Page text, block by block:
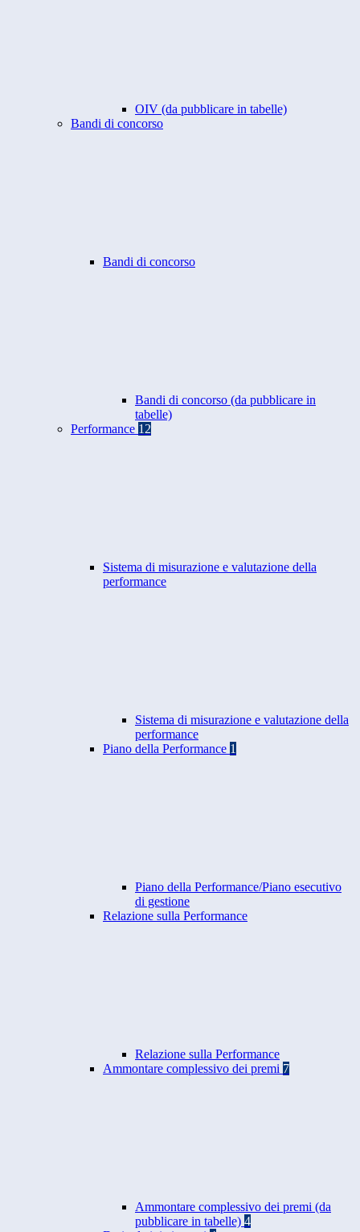
OIV (da pubblicare in tabelle)
Bandi di concorso
Bandi di concorso
Bandi di concorso (da pubblicare in
tabelle)
Performance 12
Sistema di misurazione e valutazione della
performance
Sistema di misurazione e valutazione della
performance
Piano della Performance 1
Piano della Performance/Piano esecutivo
di gestione
Relazione sulla Performance
Relazione sulla Performance
Ammontare complessivo dei premi 7
Ammontare complessivo dei premi (da
pubblicare in tabelle) 4